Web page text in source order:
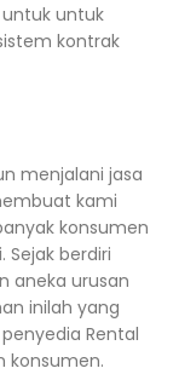
untuk
kontrak
menjalani jasa
kami
konsumen
berdiri
aneka urusan
inilah yang
Rental
konsumen.